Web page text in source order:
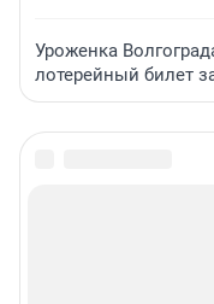
Уроженка
лотерейный билет